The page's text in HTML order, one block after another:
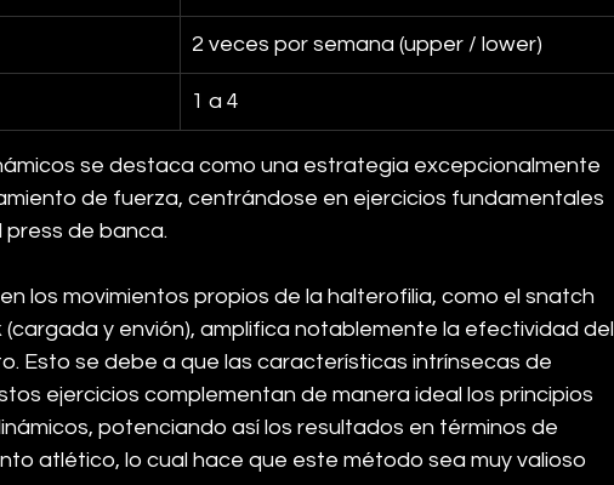
2 veces por semana (upper / lower)
1 a 4
se destaca como una estrategia excepcionalmente
de fuerza, centrándose en ejercicios fundamentales
press de banca.
los movimientos propios de la halterofilia, como el snatch
(cargada y envión), amplifica notablemente la efectividad del
Esto se debe a que las características intrínsecas de
ejercicios complementan de manera ideal los principios
potenciando así los resultados en términos de
atlético, lo cual hace que este método sea muy valioso